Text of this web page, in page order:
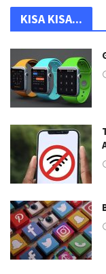
KISA KISA...